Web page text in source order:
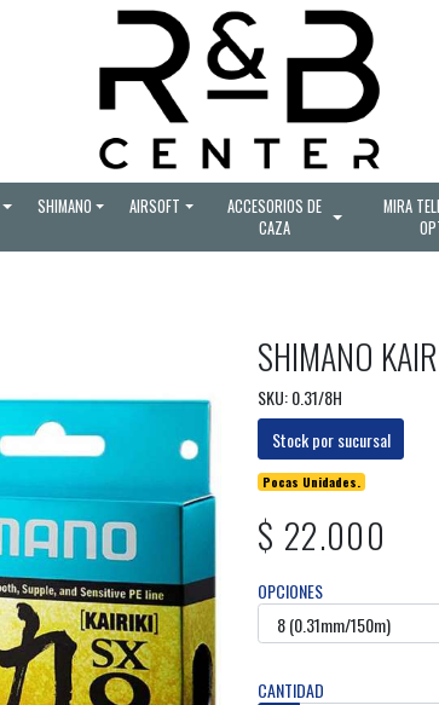
SHIMANO AIRSOFT
ACCESORIOS DE
CAZA
MIRA
SHIMANO
SKU: 0.31/8H
Stock por sucursal
Pocas Unidades.
$ 22.000
OPCIONES
CANTIDAD